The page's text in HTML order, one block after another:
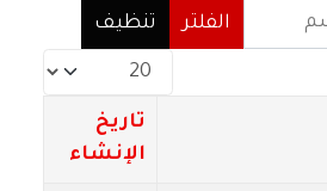
الفلتر
تنظيف
عدد الإظهارات:
تاريخ
الإنشاء